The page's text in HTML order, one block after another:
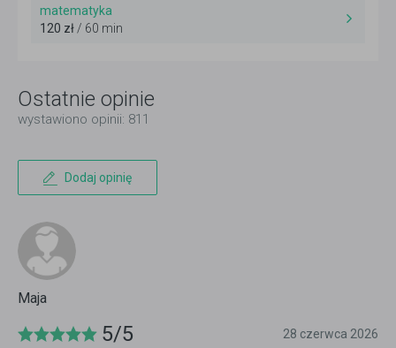
matematyka
120 zł/ 60 min
Ostatnie opinie
wystawiono opinii: 811
Dodaj opinię
Maja
5/5 28 czerwca 2026